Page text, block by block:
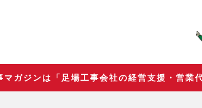
マガジンは「足場工事会社の経営支援・営